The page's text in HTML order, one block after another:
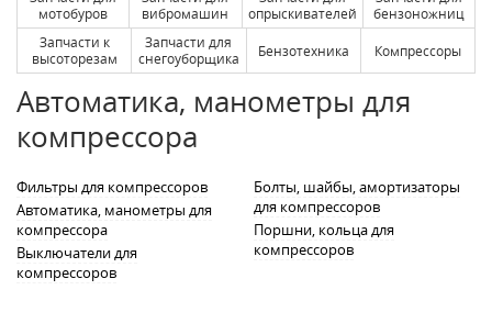
мотобуров
вибромашин
опрыскивателей
бензоножниц
Запчасти к
высоторезам
Запчасти для
снегоуборщика
Бензотехника Компрессоры
Автоматика, манометры для
компрессора
Фильтры для компрессоров
Автоматика, манометры для
компрессора
Выключатели для
компрессоров
Болты, шайбы, амортизаторы
для компрессоров
Поршни, кольца для
компрессоров